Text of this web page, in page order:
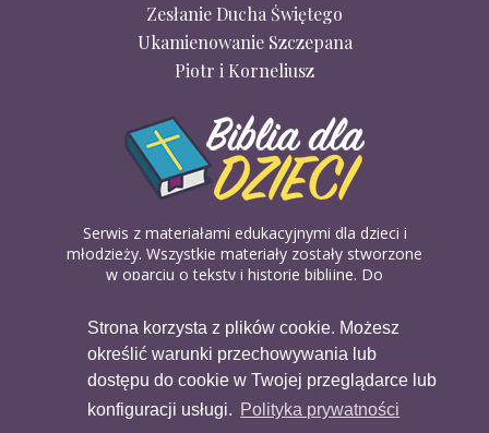
Strona korzysta z plików cookie. Możesz
określić warunki przechowywania lub
dostępu do cookie w Twojej przeglądarce lub
konfiguracji usługi. Polityka prywatności
Zesłanie Ducha Świętego
Ukamienowanie Szczepana
Piotr i Korneliusz
Serwis z materiałami edukacyjnymi dla dzieci i
młodzieży. Wszystkie materiały zostały stworzone
w oparciu o teksty i historie biblijne. Do
biblijnych. Można je pobierać, drukować i
udostępniać bez żadnych opłat. Materiałów
dostępnych na serwisie nie można wykorzystywać
w celach komercyjnych.